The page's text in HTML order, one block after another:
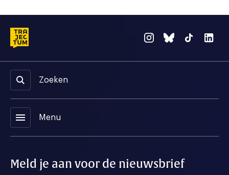
Zoeken
menu Menu
Meld je aan voor de nieuwsbrief